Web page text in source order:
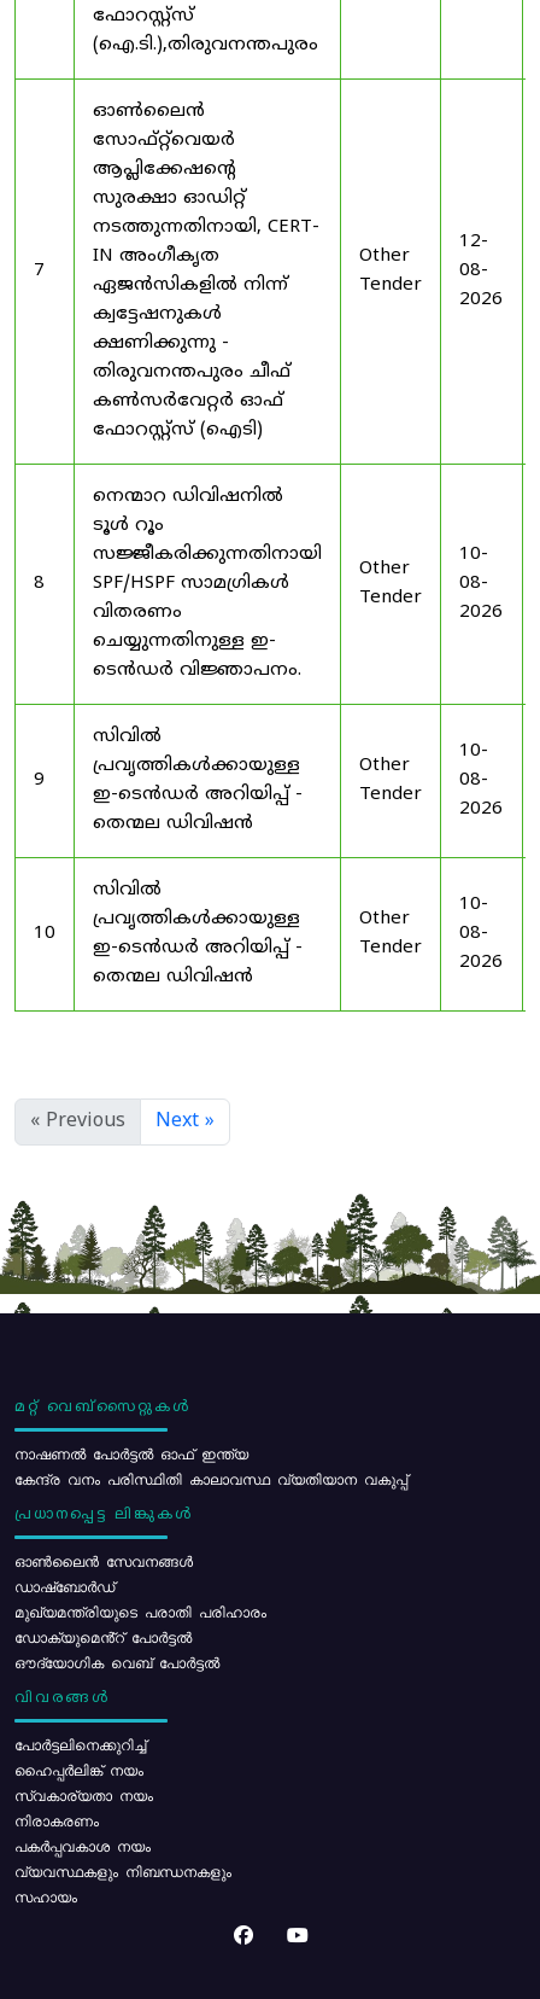
ഫോറസ്റ്റ്സ്
(ഐ.ടി.),തിരുവനന്തപുരം
7
ഓൺലൈൻ
സോഫ്റ്റ്‌വെയർ
ആപ്ലിക്കേഷന്റെ
സുരക്ഷാ ഓഡിറ്റ്
നടത്തുന്നതിനായി, CERT-
IN അംഗീകൃത
ഏജൻസികളിൽ നിന്ന്
ക്വട്ടേഷനുകൾ
ക്ഷണിക്കുന്നു -
തിരുവനന്തപുരം ചീഫ്
കൺസർവേറ്റർ ഓഫ്
ഫോറസ്റ്റ്സ് (ഐടി)
Other
Tender
12-
08-
2026
8
നെന്മാറ ഡിവിഷനിൽ
ടൂൾ റൂം
സജ്ജീകരിക്കുന്നതിനായി
SPF/HSPF സാമഗ്രികൾ
വിതരണം
ചെയ്യുന്നതിനുള്ള ഇ-
ടെൻഡർ വിജ്ഞാപനം.
Other
Tender
10-
08-
2026
9
സിവിൽ
പ്രവൃത്തികൾക്കായുള്ള
ഇ-ടെൻഡർ അറിയിപ്പ് -
തെന്മല ഡിവിഷൻ
Other
Tender
10-
08-
2026
10
സിവിൽ
പ്രവൃത്തികൾക്കായുള്ള
ഇ-ടെൻഡർ അറിയിപ്പ് -
തെന്മല ഡിവിഷൻ
Other
Tender
10-
08-
2026
« Previous Next »
മറ്റ് വെബ്സൈറ്റുകൾ
നാഷണൽ പോർട്ടൽ ഓഫ് ഇന്ത്യ
കേന്ദ്ര വനം പരിസ്ഥിതി കാലാവസ്ഥ വ്യതിയാന വകുപ്പ്
പ്രധാനപ്പെട്ട ലിങ്കുകൾ
ഓൺലൈൻ സേവനങ്ങൾ
ഡാഷ്ബോർഡ്
മുഖ്യമന്ത്രിയുടെ പരാതി പരിഹാരം
ഡോക്യുമെൻ്റ് പോർട്ടൽ
ഔദ്യോഗിക വെബ് പോർട്ടൽ
വിവരങ്ങൾ
പോര്‍ട്ടലിനെക്കുറിച്ച്
ഹൈപ്പർലിങ്ക് നയം
സ്വകാര്യതാ നയം
നിരാകരണം
പകർപ്പവകാശ നയം
വ്യവസ്ഥകളും നിബന്ധനകളും
സഹായം